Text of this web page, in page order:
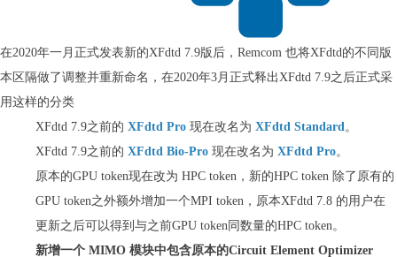
在2020年一月正式发表新的XFdtd 7.9版后，Remcom 也将XFdtd的不同版
本区隔做了调整并重新命名，在2020年3月正式释出XFdtd 7.9之后正式采
用这样的分类
XFdtd 7.9之前的 XFdtd Pro 现在改名为 XFdtd Standard。
XFdtd 7.9之前的 XFdtd Bio-Pro 现在改名为 XFdtd Pro。
原本的GPU token现在改为 HPC token，新的HPC token 除了原有的
GPU token之外额外增加一个MPI token，原本XFdtd 7.8 的用户在
更新之后可以得到与之前GPU token同数量的HPC token。
新增一个 MIMO 模块中包含原本的Circuit Element Optimizer